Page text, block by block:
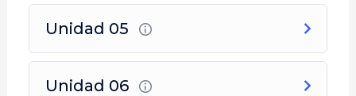
experiencia hacer una lectura profunda del
material presentado permitiendo aumentar sus
conocimientos.
Unidad 05
Unidad 06